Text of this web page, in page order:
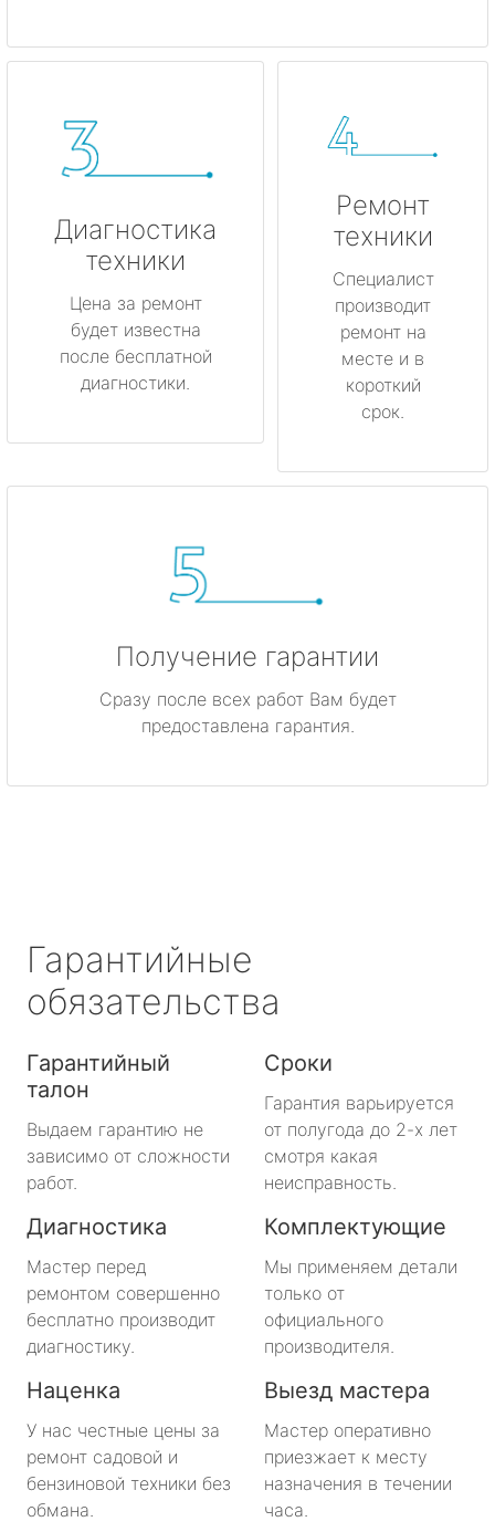
Диагностика
техники
Цена за ремонт
будет известна
после бесплатной
диагностики.
Ремонт
техники
Специалист
производит
ремонт на
месте и в
короткий
срок.
Получение гарантии
Сразу после всех работ Вам будет
предоставлена гарантия.
Гарантийные
обязательства
Гарантийный
талон
Выдаем гарантию не
зависимо от сложности
работ.
Сроки
Гарантия варьируется
от полугода до 2-х лет
смотря какая
неисправность.
Диагностика
Мастер перед
ремонтом совершенно
бесплатно производит
диагностику.
Комплектующие
Мы применяем детали
только от
официального
производителя.
Наценка
У нас честные цены за
ремонт садовой и
бензиновой техники без
обмана.
Выезд мастера
Мастер оперативно
приезжает к месту
назначения в течении
часа.